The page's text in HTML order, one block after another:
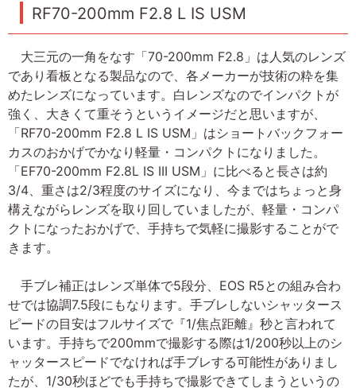
RF70-200mm F2.8 L IS USM
大三元の一角をなす「70-200mm F2.8」は人気のレンズ
であり看板となる製品なので、各メーカーが技術の粋を集
めたレンズになっています。白レンズなのでインパクトが
強く、大きくて重そうというイメージだと思いますが、
「RF70-200mm F2.8 L IS USM」はショートバックフォー
カスのおかげでかなり軽量・コンパクトになりました。
「EF70-200mm F2.8L IS III USM」に比べると長さは約
3/4、重さは2/3程度のサイズになり、今まではちょっと身
構えながらレンズを取り回していましたが、軽量・コンパ
クトになったおかげで、手持ちで気軽に撮影することがで
きます。
手ブレ補正はレンズ単体で5段分、EOS R5との組み合わ
せでは協調7.5段にもなります。手ブレしないシャッタース
ピードの目安はフルサイズで『1/焦点距離』秒と言われて
います。手持ちで200mmで撮影する際は1/200秒以上のシ
ャッタースピードでなければ手ブレする可能性がありまし
たが、1/30秒ほどでも手持ちで撮影できてしまうというの